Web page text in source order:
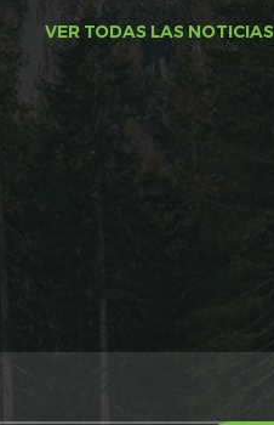
VER TODAS LAS NOTICIAS